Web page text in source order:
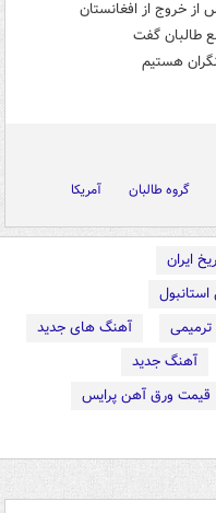
خروج از افغانستان
طالبان گفت
هستیم
گروه طالبان آمریکا
ایران
ترمیمی
آهنگ های جدید
آهنگ جدید
قیمت ورق آهن پرایس